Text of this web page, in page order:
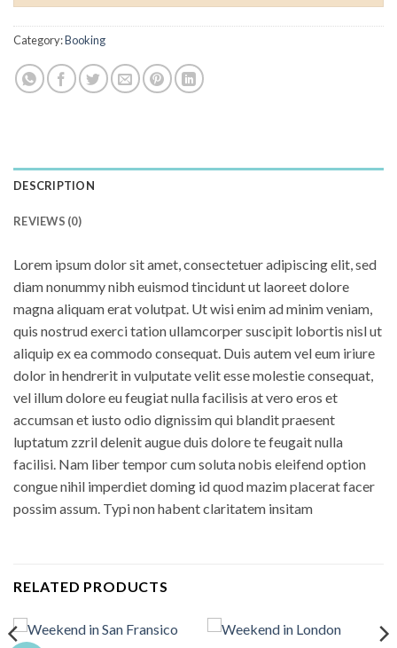
Category:Booking
DESCRIPTION
REVIEWS (0)
Lorem ipsum dolor sit amet, consectetuer adipiscing elit, sed
diam nonummy nibh euismod tincidunt ut laoreet dolore
magna aliquam erat volutpat. Ut wisi enim ad minim veniam,
quis nostrud exerci tation ullamcorper suscipit lobortis nisl ut
aliquip ex ea commodo consequat. Duis autem vel eum iriure
dolor in hendrerit in vulputate velit esse molestie consequat,
vel illum dolore eu feugiat nulla facilisis at vero eros et
accumsan et iusto odio dignissim qui blandit praesent
luptatum zzril delenit augue duis dolore te feugait nulla
facilisi. Nam liber tempor cum soluta nobis eleifend option
congue nihil imperdiet doming id quod mazim placerat facer
possim assum. Typi non habent claritatem insitam
RELATED PRODUCTS